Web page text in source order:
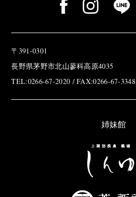
〒391-0301
長野県茅野市北山蓼科高原4035
TEL:0266-67-2020 / FAX:0266-67-3348
姉妹館